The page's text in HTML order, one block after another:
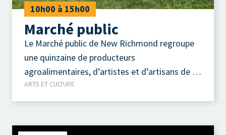
10h00 à 15h00
Marché public
Le Marché public de New Richmond regroupe
une quinzaine de producteurs
agroalimentaires, d’artistes et d’artisans de la
région.
ARTS ET CULTURE